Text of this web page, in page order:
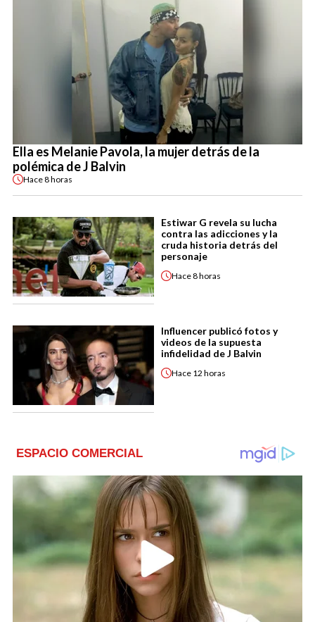
Ella es Melanie Pavola, la mujer detrás de la
polémica de J Balvin
Hace8 horas
Estiwar G revela su lucha
contra las adicciones y la
cruda historia detrás del
personaje
Hace8 horas
Influencer publicó fotos y
videos de la supuesta
infidelidad de J Balvin
Hace 12 horas